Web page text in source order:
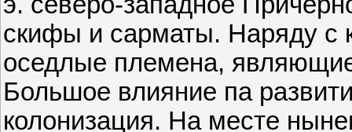
скифы и сарматы. Наряду с
оседлые племена,
Большое влияние па
колонизация. На месте